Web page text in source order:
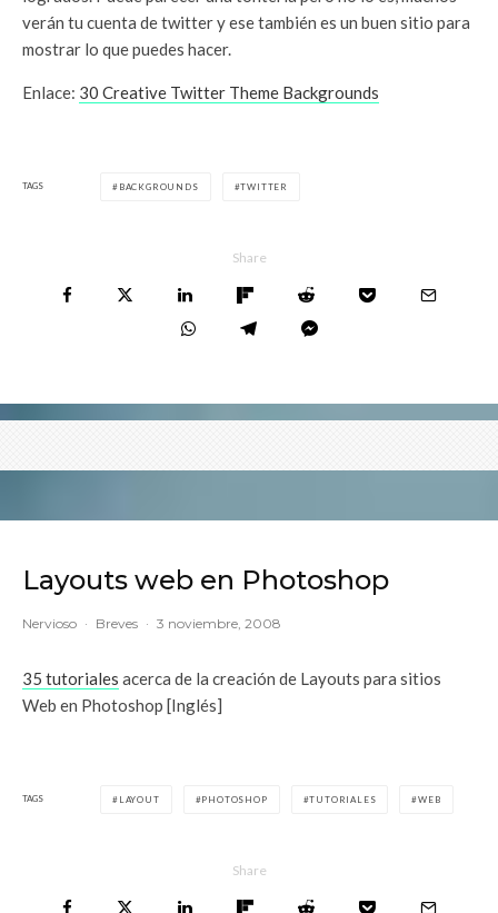
verán tu cuenta de twitter y ese también es un buen sitio para
mostrar lo que puedes hacer.
Enlace: 30 Creative Twitter Theme Backgrounds
TAGS BACKGROUNDS TWITTER
Share
Layouts web en Photoshop
Nervioso · Breves · 3 noviembre, 2008
35 tutoriales acerca de la creación de Layouts para sitios
Web en Photoshop [Inglés]
TAGS LAYOUT PHOTOSHOP TUTORIALES WEB
Share